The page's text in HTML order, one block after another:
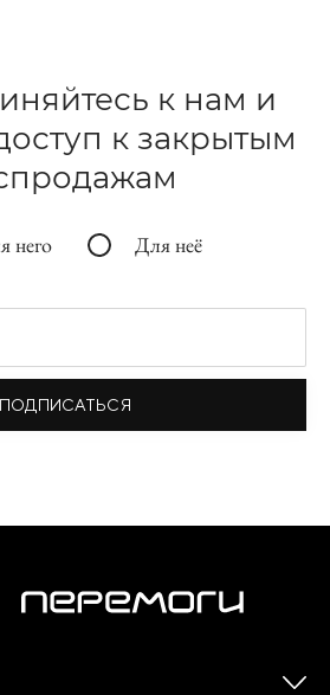
к нам и
к закрытым
него Для неё
ПОДПИСАТЬСЯ